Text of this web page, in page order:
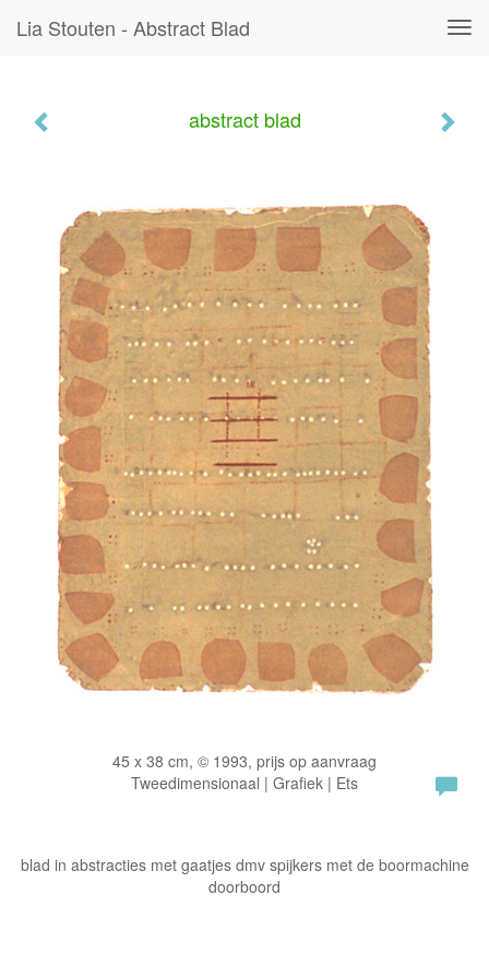
Lia Stouten - Abstract Blad
abstract blad
45 x 38 cm, © 1993, prijs op aanvraag
Tweedimensionaal | Grafiek | Ets
blad in abstracties met gaatjes dmv spijkers met de boormachine
doorboord